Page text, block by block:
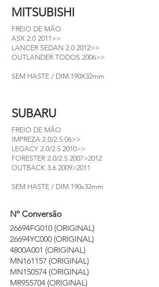
MITSUBISHI
FREIO DE MÃO
ASX 2.0 2011>>
LANCER SEDAN 2.0 2012>>
OUTLANDER TODOS 2006>>
SEM HASTE / DIM.190X32mm
SUBARU
FREIO DE MÃO
IMPREZA 2.0/2.5 06>>
LEGACY 2.0/2.5 2010>>
FORESTER 2.0/2.5 2007>2012
OUTBACK 3.6 2009>2011
SEM HASTE / DIM.190x32mm
Nº Conversão
26694FG010 (ORIGINAL)
26694YC000 (ORIGINAL)
4800A001 (ORIGINAL)
MN161157 (ORIGINAL)
MN150574 (ORIGINAL)
MR955704 (ORIGINAL)